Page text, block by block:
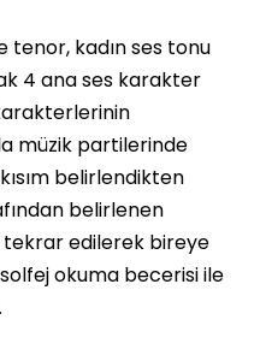
tenor, kadın ses tonu
4 ana ses karakter
müzik partilerinde
belirlendikten
belirlenen
tekrar edilerek bireye
okuma becerisi ile